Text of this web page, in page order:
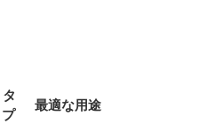
最適な用途